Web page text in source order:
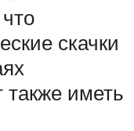
скачки
иметь